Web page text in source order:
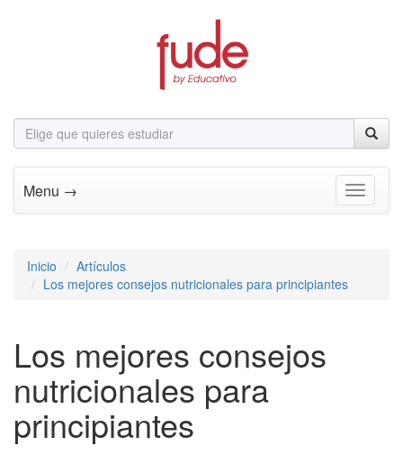
Menu → Toggle
Inicio
Artículos
Los mejores consejos nutricionales para principiantes
Los mejores consejos
nutricionales para
principiantes